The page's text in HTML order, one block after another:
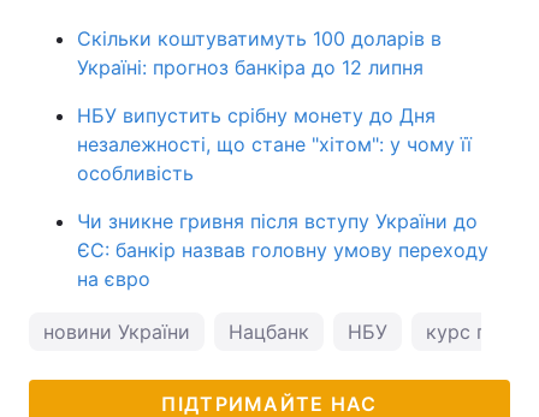
Скільки коштуватимуть 100 доларів в
Україні: прогноз банкіра до 12 липня
НБУ випустить срібну монету до Дня
незалежності, що стане "хітом": у чому її
особливість
Чи зникне гривня після вступу України до
ЄС: банкір назвав головну умову переходу
на євро
новини України Нацбанк НБУ курс гривні
ПІДТРИМАЙТЕ НАС